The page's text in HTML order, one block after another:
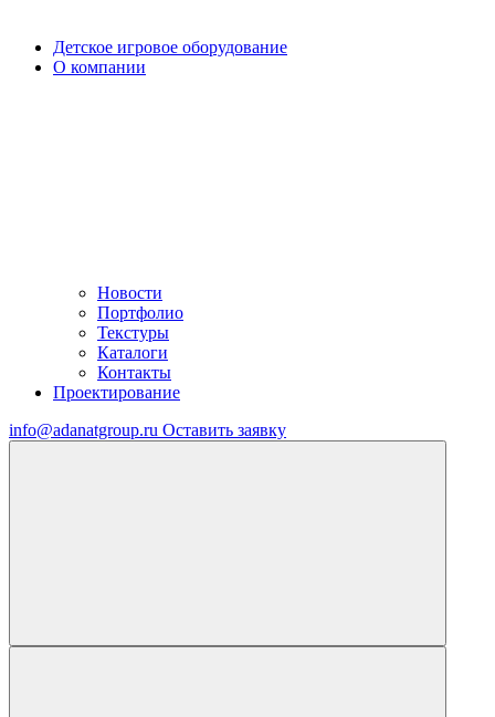
Детское игровое оборудование
О компании
Новости
Портфолио
Текстуры
Каталоги
Контакты
Проектирование
info@adanatgroup.ru Оставить заявку